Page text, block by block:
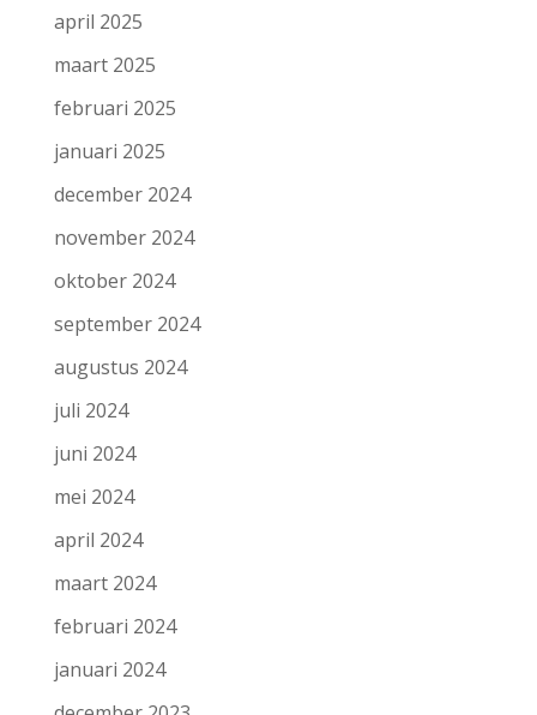
april 2025
maart 2025
februari 2025
januari 2025
december 2024
november 2024
oktober 2024
september 2024
augustus 2024
juli 2024
juni 2024
mei 2024
april 2024
maart 2024
februari 2024
januari 2024